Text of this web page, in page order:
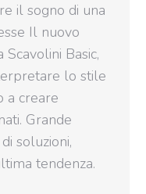
il sogno di una
Il nuovo
Basic,
lo stile
a creare
Grande
soluzioni,
tendenza.